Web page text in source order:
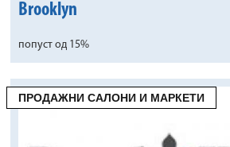
Brooklyn
попуст од 15%
ПРОДАЖНИ САЛОНИ И МАРКЕТИ